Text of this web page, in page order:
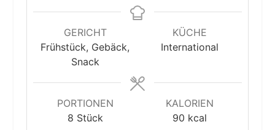
GERICHT
Frühstück, Gebäck,
Snack
KÜCHE
International
PORTIONEN
8 Stück
KALORIEN
90 kcal